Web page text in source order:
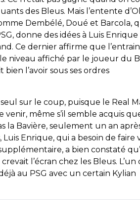
des Bleus. Mais l’entente
Dembélé, Doué et Barcola,
donne des idées à Luis Enrique
Ce dernier affirme que
niveau affiché par le joueur du
bien l’avoir sous ses ordres
seul sur le coup, puisque le Real
venir, même s’il semble acquis
la Bavière, seulement un an
Luis Enrique, qui a besoin de faire
a bien constaté
l’écran chez les Bleus. L’un
au PSG avec un certain Kylian